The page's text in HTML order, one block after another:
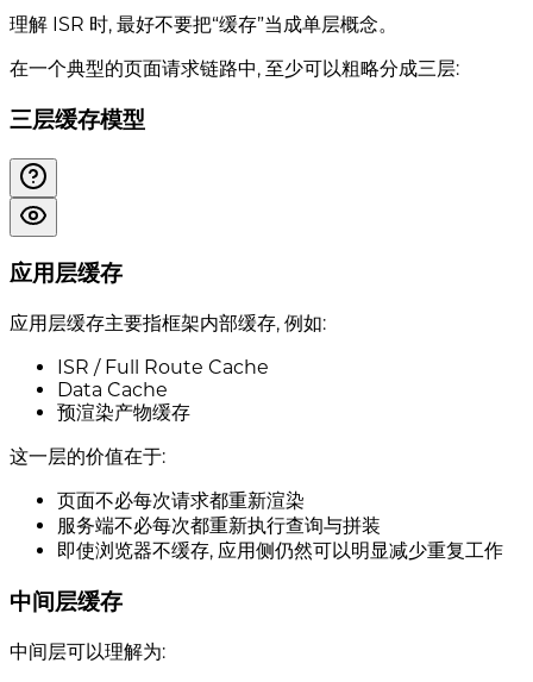
理解 ISR 时, 最好不要把“缓存”当成单层概念。
在一个典型的页面请求链路中, 至少可以粗略分成三层:
三层缓存模型
应用层缓存
应用层缓存主要指框架内部缓存, 例如:
ISR / Full Route Cache
Data Cache
预渲染产物缓存
这一层的价值在于:
页面不必每次请求都重新渲染
服务端不必每次都重新执行查询与拼装
即使浏览器不缓存, 应用侧仍然可以明显减少重复工作
中间层缓存
中间层可以理解为: